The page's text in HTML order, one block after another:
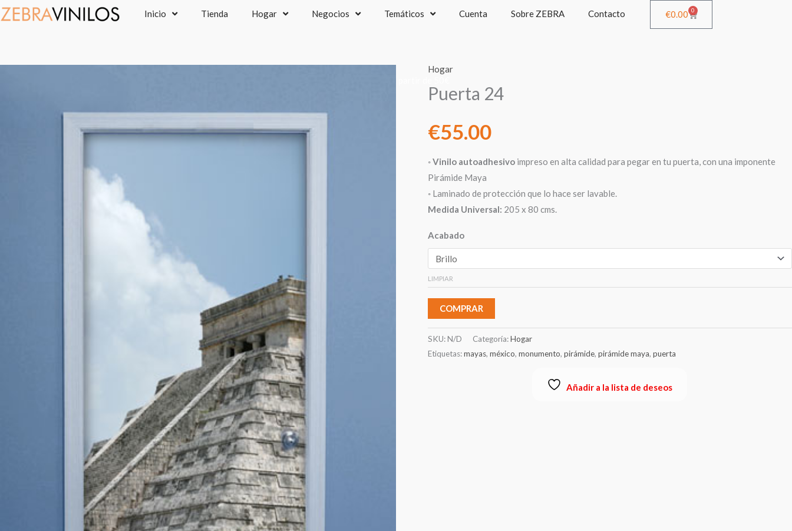
Ir
al
Inicio Tienda Hogar Negocios Temáticos Cuenta Sobre ZEBRA Contacto €0.00 0
Cart
Hogar
Puerta 24
€55.00
◦Vinilo autoadhesivoimpreso en alta calidad para pegar en tu puerta, con una imponente
Pirámide Maya
◦ Laminado de protección que lo hace ser lavable.
Medida Universal: 205 x 80 cms.
Acabado
LIMPIAR
COMPRAR
SKU:N/D Categoría:Hogar
Etiquetas:mayas, méxico, monumento, pirámide, pirámide maya, puerta
Añadir a la lista de deseos